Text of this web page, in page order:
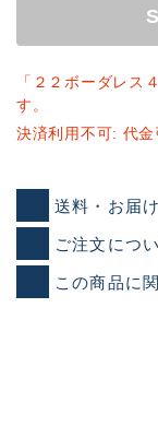
「２２ボーダレス
す。
決済利用不可: 代金
送料・お届
ご注文につ
この商品に